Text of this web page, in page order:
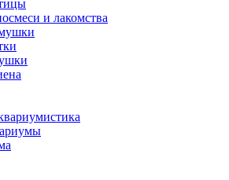
и лакомства